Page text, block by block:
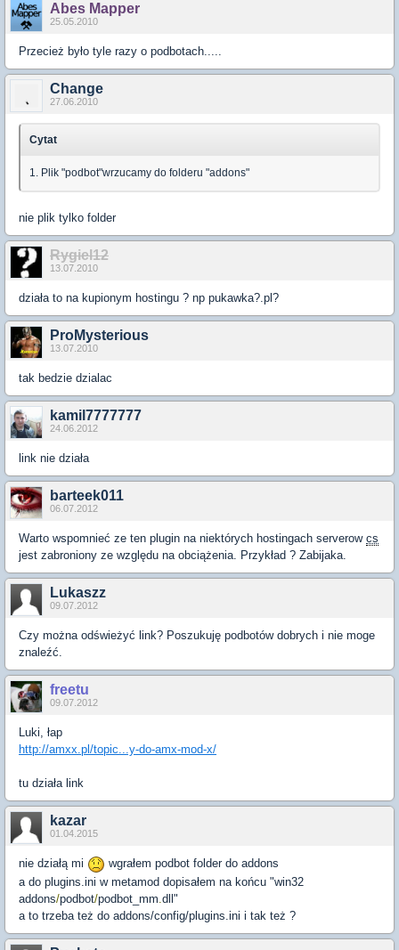
Abes Mapper
25.05.2010
Przecież było tyle razy o podbotach.....
Change
27.06.2010
Cytat
1. Plik "podbot"wrzucamy do folderu "addons"
nie plik tylko folder
Rygiel12
13.07.2010
działa to na kupionym hostingu ? np pukawka?.pl?
ProMysterious
13.07.2010
tak bedzie dzialac
kamil7777777
24.06.2012
link nie działa
barteek011
06.07.2012
Warto wspomnieć ze ten plugin na niektórych hostingach serverow cs
jest zabroniony ze względu na obciążenia. Przykład ? Zabijaka.
Lukaszz
09.07.2012
Czy można odświeżyć link? Poszukuję podbotów dobrych i nie moge
znaleźć.
freetu
09.07.2012
Luki, łap
http://amxx.pl/topic...y-do-amx-mod-x/
tu działa link
kazar
01.04.2015
nie działą mi
wgrałem podbot folder do addons
a do plugins.ini w metamod dopisałem na końcu "win32
addons/podbot/podbot_mm dll"
a to trzeba też do addons/config/plugins.ini i tak też ?